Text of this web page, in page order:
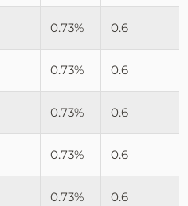
0.73% 0.6
0.73% 0.6
0.73% 0.6
0.73% 0.6
0.73% 0.6